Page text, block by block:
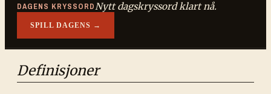
DAGENS KRYSSORDNytt dagskryssord klart nå.
SPILL DAGENS →
Definisjoner